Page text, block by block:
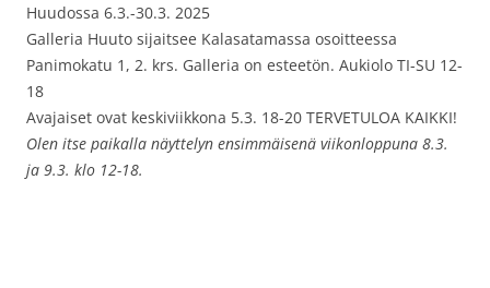
Huudossa 6.3.-30.3. 2025
Galleria Huuto sijaitsee Kalasatamassa osoitteessa
Panimokatu 1, 2. krs. Galleria on esteetön. Aukiolo TI-SU 12-
18
Avajaiset ovat keskiviikkona 5.3. 18-20 TERVETULOA KAIKKI!
Olen itse paikalla näyttelyn ensimmäisenä viikonloppuna 8.3.
ja 9.3. klo 12-18.